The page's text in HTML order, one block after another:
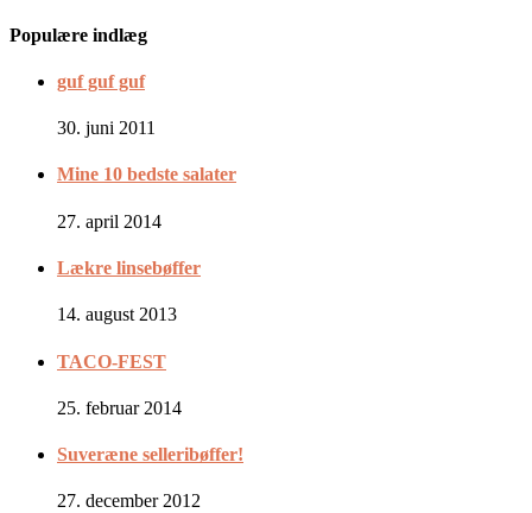
Populære indlæg
guf guf guf
30. juni 2011
Mine 10 bedste salater
27. april 2014
Lækre linsebøffer
14. august 2013
TACO-FEST
25. februar 2014
Suveræne selleribøffer!
27. december 2012